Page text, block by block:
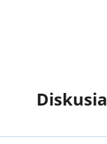
Diskusia